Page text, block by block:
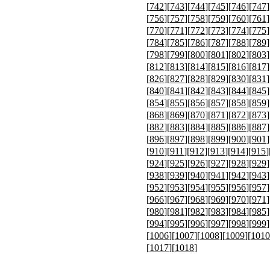
[742][743][744][745][746][747
[756][757][758][759][760][761
[770][771][772][773][774][775
[784][785][786][787][788][789
[798][799][800][801][802][803
[812][813][814][815][816][817
[826][827][828][829][830][831
[840][841][842][843][844][845
[854][855][856][857][858][859
[868][869][870][871][872][873
[882][883][884][885][886][887
[896][897][898][899][900][901
[910][911][912][913][914][915
[924][925][926][927][928][929
[938][939][940][941][942][943
[952][953][954][955][956][957
[966][967][968][969][970][971
[980][981][982][983][984][985
[994][995][996][997][998][999
[1006][1007][1008][1009][1010
[1017][1018]